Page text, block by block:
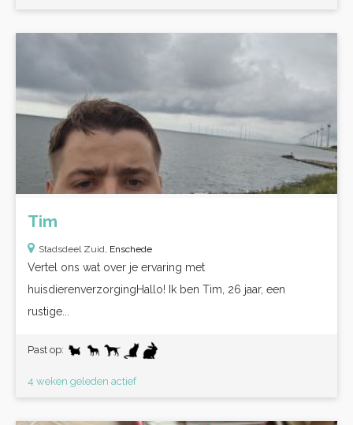
Tim
Stadsdeel Zuid, Enschede
Vertel ons wat over je ervaring met
huisdierenverzorgingHallo! Ik ben Tim, 26 jaar, een
rustige...
Past op:
4 weken geleden actief